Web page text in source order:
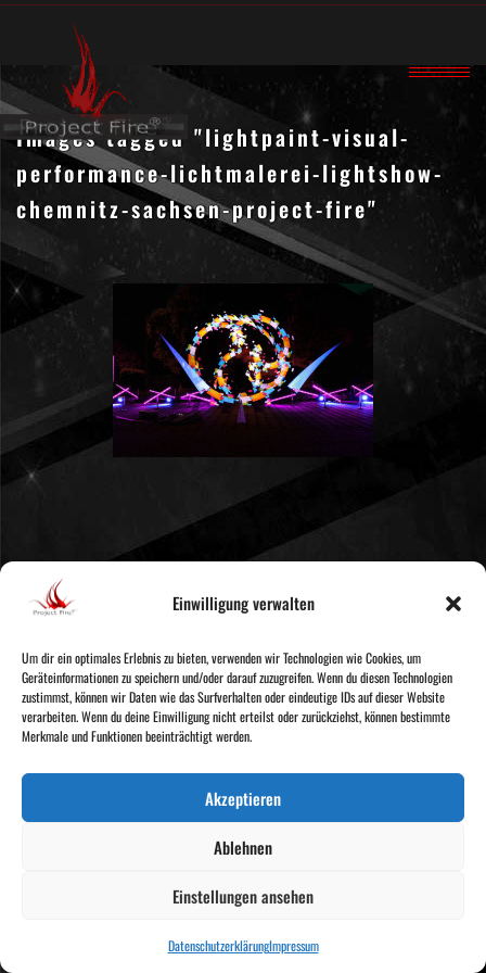
Einwilligung verwalten
Um dir ein optimales Erlebnis zu bieten, verwenden wir Technologien wie Cookies, um
Geräteinformationen zu speichern und/oder darauf zuzugreifen. Wenn du diesen Technologien
zustimmst, können wir Daten wie das Surfverhalten oder eindeutige IDs auf dieser Website
verarbeiten. Wenn du deine Einwilligung nicht erteilst oder zurückziehst, können bestimmte
Merkmale und Funktionen beeinträchtigt werden.
Akzeptieren
Ablehnen
Einstellungen ansehen
DatenschutzerklärungImpressum
Images tagged "lightpaint-visual-
performance-lichtmalerei-lightshow-
chemnitz-sachsen-project-fire"
KONTAKT
INFO-PDF
MEDIA
SITEMAP
KONTAKT
AGB
IMPRESSUM
DATENSCHUTZ
KONTAKT